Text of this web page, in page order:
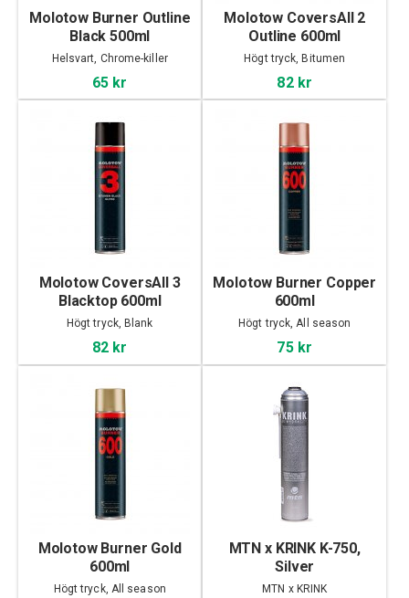
Molotow Burner Outline
Black 500ml
Helsvart, Chrome-killer
65 kr
Molotow CoversAll 2
Outline 600ml
Högt tryck, Bitumen
82 kr
Molotow CoversAll 3
Blacktop 600ml
Högt tryck, Blank
82 kr
Molotow Burner Copper
600ml
Högt tryck, All season
75 kr
Molotow Burner Gold
600ml
Högt tryck, All season
MTN x KRINK K-750,
Silver
MTN x KRINK